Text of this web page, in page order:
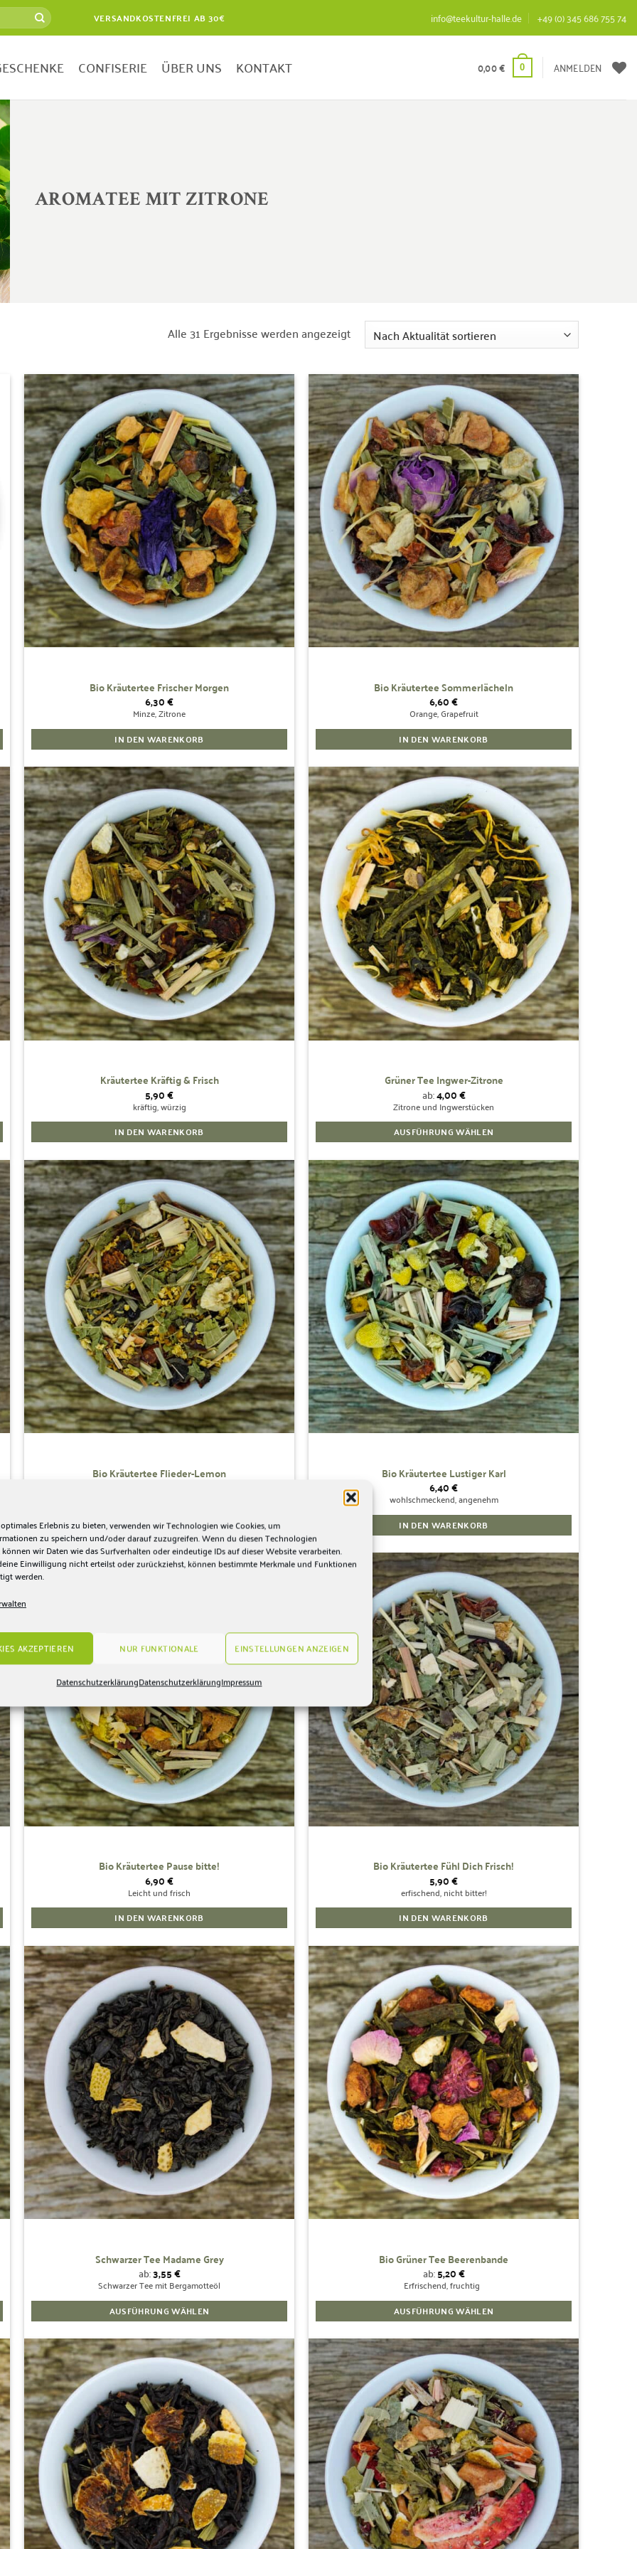
Erlebnis zu bieten, verwenden wir Technologien wie Cookies, um
zu speichern und/oder darauf zuzugreifen. Wenn du diesen Technologien
wir Daten wie das Surfverhalten oder eindeutige IDs auf dieser Website verarbeiten.
Einwilligung nicht erteilst oder zurückziehst, können bestimmte Merkmale und Funktionen
werden.
AKZEPTIEREN NUR FUNKTIONALE EINSTELLUNGEN ANZEIGEN
DatenschutzerklärungDatenschutzerklärungImpressum
VERSANDKOSTENFREI AB 30€ info@teekultur-halle.de +49 (0) 345 686 755 74
CONFISERIE ÜBER UNS KONTAKT 0,00€ 0 ANMELDEN
AROMATEE MIT ZITRONE
Alle 31 Ergebnisse werden angezeigtNach
Aktualität
Zur
Wunschliste
hinzufügen
Bio Kräutertee Frischer Morgen
6,30€
Minze, Zitrone
IN DEN WARENKORB
Zur
Wunschliste
hinzufügen
Bio Kräutertee Sommerlächeln
6,60€
Orange, Grapefruit
IN DEN WARENKORB
Zur
Wunschliste
hinzufügen
Kräutertee Kräftig & Frisch
5,90€
kräftig, würzig
IN DEN WARENKORB
Zur
Wunschliste
hinzufügen
Grüner Tee Ingwer-Zitrone
ab:4,00€
Zitrone und Ingwerstücken
AUSFÜHRUNG WÄHLEN
Produkt
weist
mehrere
Varianten
auf.
Die
Optionen
können
auf
der
Produktseite
gewählt
werden
Zur
Wunschliste
hinzufügen
Bio Kräutertee Flieder-Lemon
IN DEN WARENKORB
Zur
Wunschliste
hinzufügen
Bio Kräutertee Lustiger Karl
6,40€
wohlschmeckend, angenehm
IN DEN WARENKORB
Bio Kräutertee Pause bitte!
6,90€
Leicht und frisch
IN DEN WARENKORB
Zur
Wunschliste
hinzufügen
Bio Kräutertee Fühl Dich Frisch!
5,90€
erfischend, nicht bitter!
IN DEN WARENKORB
Zur
Wunschliste
hinzufügen
Schwarzer Tee Madame Grey
ab:3,55€
Schwarzer Tee mit Bergamotteöl
AUSFÜHRUNG WÄHLEN
Produkt
weist
mehrere
Varianten
auf.
Die
Optionen
können
auf
der
Produktseite
gewählt
werden
Zur
Wunschliste
hinzufügen
Bio Grüner Tee Beerenbande
ab:5,20€
Erfrischend, fruchtig
AUSFÜHRUNG WÄHLEN
Produkt
weist
mehrere
Varianten
auf.
Die
Optionen
können
auf
der
Produktseite
gewählt
werden
Zur
Wunschliste
hinzufügen
Zur
Wunschliste
hinzufügen